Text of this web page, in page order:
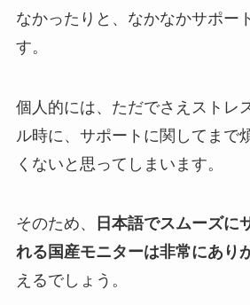
なかったりと、なかなかサポー
す。
個人的には、ただでさえストレ
ル時に、サポートに関してまで
くないと思ってしまいます。
そのため、
日本語でスムーズに
れる国産モニターは非常にあり
えるでしょう。